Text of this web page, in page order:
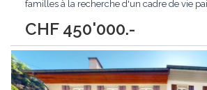
CHF 450'000.-
familles à la recherche d'un cadre de vie
exposition sud-est, garantissant une
optimale tout au long de la